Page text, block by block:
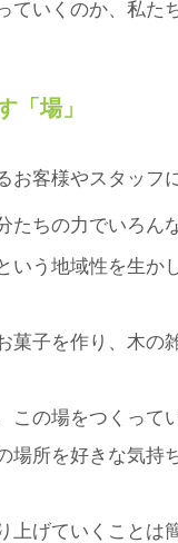
ていくのか、私た
「場」
お客様やスタッフ
たちの力でいろん
いう地域性を生か
菓子を作り、木の
この場をつくって
場所を好きな気持
上げていくことは